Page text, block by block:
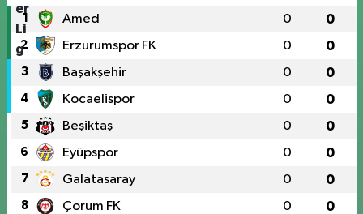
1 Amed 0 0
2 Erzurumspor FK 0 0
3 Başakşehir 0 0
4 Kocaelispor 0 0
5 Beşiktaş 0 0
6 Eyüpspor 0 0
7 Galatasaray 0 0
8 Çorum FK 0 0